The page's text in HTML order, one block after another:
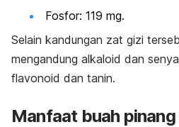
Fosfor: 119 mg.
Selain kandungan zat gizi
mengandung alkaloid dan
flavonoid dan tanin.
Manfaat buah